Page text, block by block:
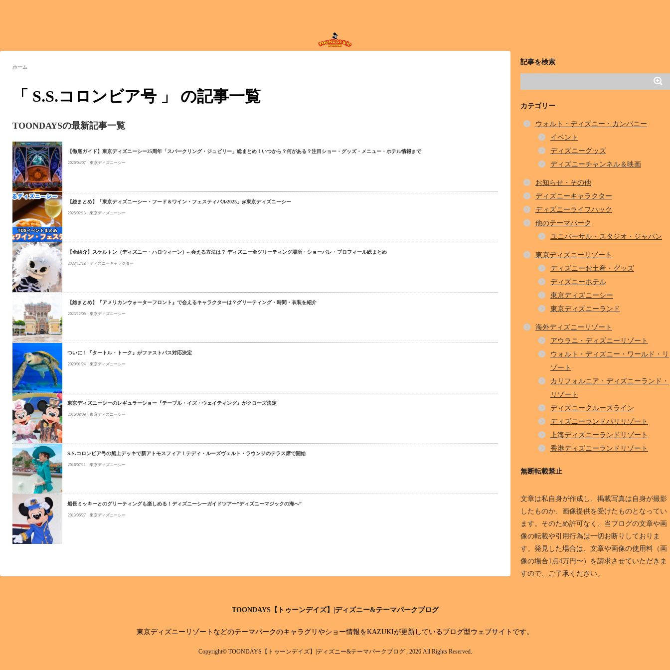
ホーム
「 S.S.コロンビア号 」 の記事一覧
TOONDAYSの最新記事一覧
【徹底ガイド】東京ディズニーシー25周年「スパークリング・ジュビリー」総まとめ！いつから？何がある？注目ショー・グッズ・メニュー・ホテル情報まで
2026/04/07 東京ディズニーシー
【総まとめ】「東京ディズニーシー・フード＆ワイン・フェスティバル2025」@東京ディズニーシー
2025/02/13 東京ディズニーシー
【全紹介】スケルトン（ディズニー・ハロウィーン）– 会える方法は？ ディズニー全グリーティング場所・ショーパレ・プロフィール総まとめ
2023/12/18 ディズニーキャラクター
【総まとめ】『アメリカンウォーターフロント』で会えるキャラクターは？グリーティング・時間・衣装を紹介
2023/12/05 東京ディズニーシー
ついに！『タートル・トーク』がファストパス対応決定
2020/01/24 東京ディズニーシー
東京ディズニーシーのレギュラーショー『テーブル・イズ・ウェイティング』がクローズ決定
2016/08/09 東京ディズニーシー
S.S.コロンビア号の船上デッキで新アトモスフィア！テディ・ルーズヴェルト・ラウンジのテラス席で開始
2016/07/11 東京ディズニーシー
船長ミッキーとのグリーティングも楽しめる！ディズニーシーガイドツアー”ディズニーマジックの海へ”
2013/06/27 東京ディズニーシー
記事を検索
カテゴリー
ウォルト・ディズニー・カンパニー
イベント
ディズニーグッズ
ディズニーチャンネル＆映画
お知らせ・その他
ディズニーキャラクター
ディズニーライフハック
他のテーマパーク
ユニバーサル・スタジオ・ジャパン
東京ディズニーリゾート
ディズニーお土産・グッズ
ディズニーホテル
東京ディズニーシー
東京ディズニーランド
海外ディズニーリゾート
アウラニ・ディズニーリゾート
ウォルト・ディズニー・ワールド・リ
ゾート
カリフォルニア・ディズニーランド・
リゾート
ディズニークルーズライン
ディズニーランドパリリゾート
上海ディズニーランドリゾート
香港ディズニーランドリゾート
無断転載禁止
文章は私自身が作成し、掲載写真は自身が撮影
したものか、画像提供を受けたものとなってい
ます。そのため許可なく、当ブログの文章や画
像の転載や引用行為は一切お断りしておりま
す。発見した場合は、文章や画像の使用料（画
像の場合1点4万円〜）を請求させていただきま
すので、ご了承ください。
TOONDAYS【トゥーンデイズ】|ディズニー&テーマパークブログ
東京ディズニーリゾートなどのテーマパークのキャラグリやショー情報をKAZUKIが更新しているブログ型ウェブサイトです。
Copyright© TOONDAYS【トゥーンデイズ】|ディズニー&テーマパークブログ , 2026 All Rights Reserved.